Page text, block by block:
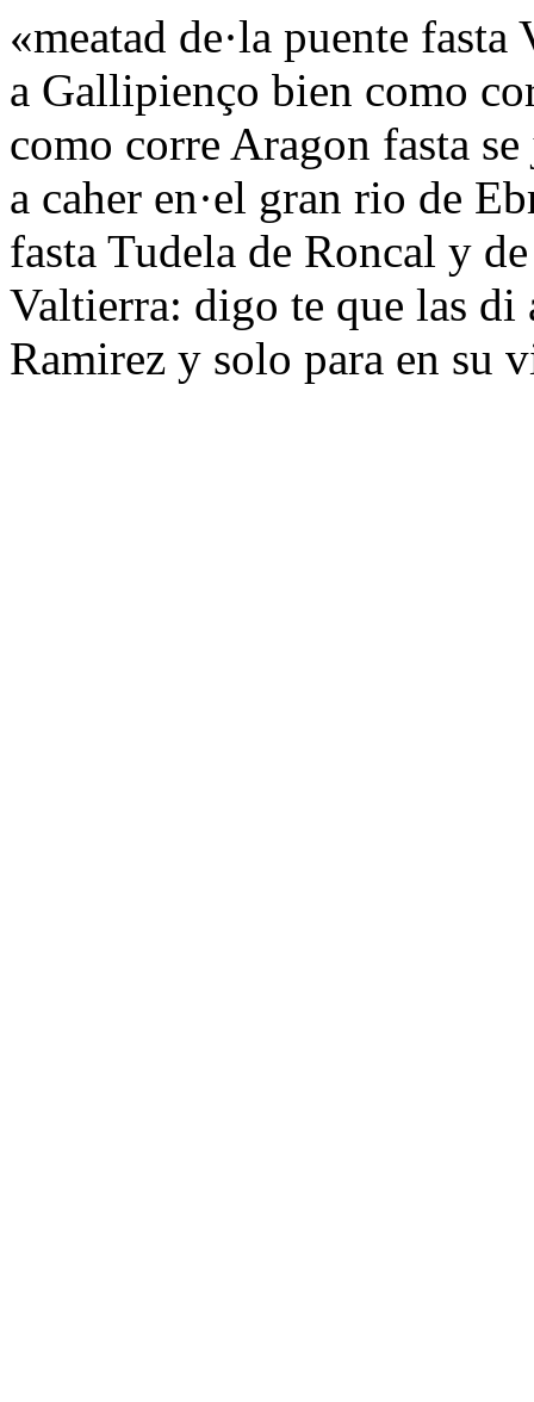
«meatad de·la puente
a Gallipienço bien como
como corre Aragon fasta
a caher en·el gran rio de
fasta Tudela de Roncal y
Valtierra: digo te que las di
Ramirez y solo para en su